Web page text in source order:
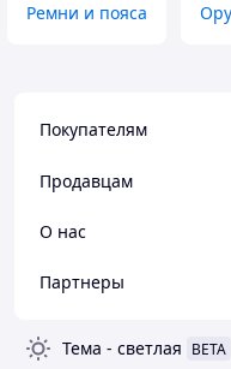
Ремни и пояса
Покупателям
Продавцам
О нас
Партнеры
Тема - светлая BETA